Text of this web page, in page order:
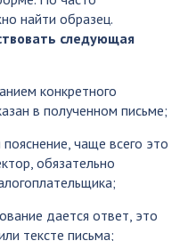
найти образец.
следующая
конкретного
в полученном письме;
чаще всего это
обязательно
дается ответ, это
тексте письма;